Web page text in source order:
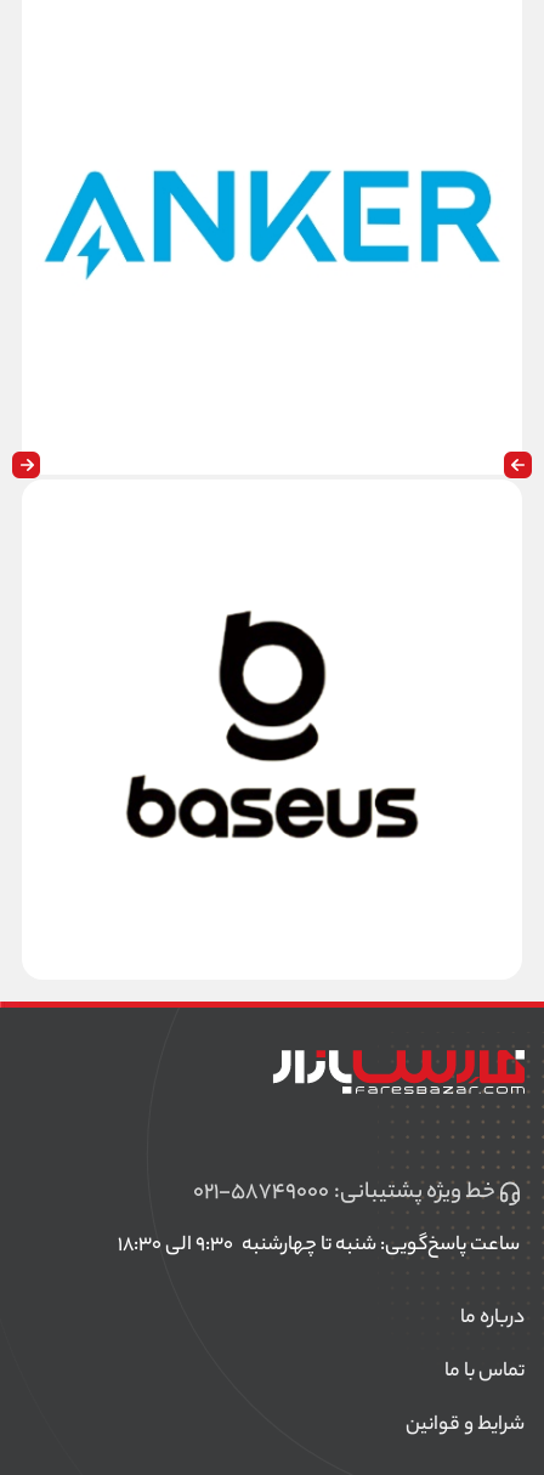
خط ویژه پشتیبانی: ۰۲۱-۵۸۷۴۹۰۰۰
ساعت پاسخ‌گویی: شنبه تا چهارشنبه
درباره ما
تماس با ما
شرایط و قوانین